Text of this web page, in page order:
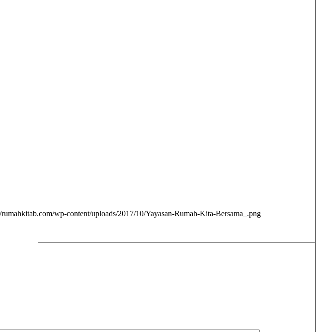
wp-content/uploads/2017/10/Yayasan-Rumah-Kita-Bersama_.png